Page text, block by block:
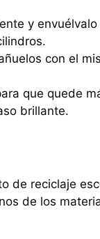
y
con el
que quede
brillante.
de reciclaje
de los